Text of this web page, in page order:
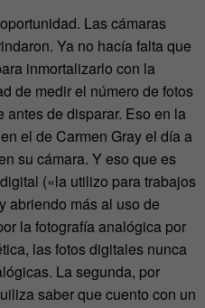
Las cámaras
Ya no hacía falta que
inmortalizarlo con la
de medir el número de fotos
de disparar. Eso en la
el de Carmen Gray el día a
su cámara. Y eso que es
(«la utilizo para trabajos
abriendo más al uso de
la fotografía analógica por
las fotos digitales nunca
La segunda, por
saber que cuento con un